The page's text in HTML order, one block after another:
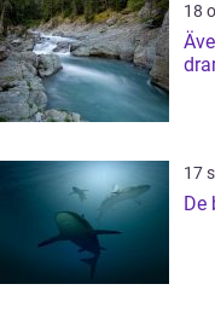
18
17
De